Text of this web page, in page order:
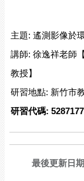
主題: 遙測影像於
講師: 徐逸祥老師
教授】
研習地點: 新竹市
研習代碼: 5287177
最後更新日期